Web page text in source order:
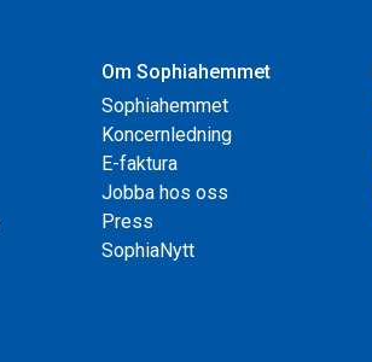
Om Sophiahemmet
Sophiahemmet
Koncernledning
E-faktura
Jobba hos oss
Press
SophiaNytt